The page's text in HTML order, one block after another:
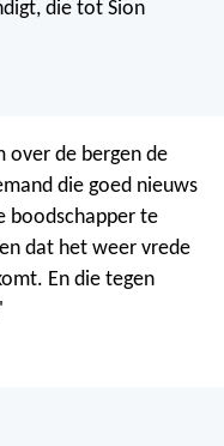
die tot Sion
over de bergen de
die goed nieuws
boodschapper te
dat het weer vrede
En die tegen